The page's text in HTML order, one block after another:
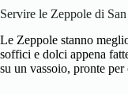
Servire le Zeppole di
Le Zeppole stanno
soffici e dolci appena
su un vassoio, pronte per